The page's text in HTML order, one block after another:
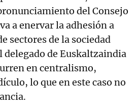
del Consejo
a enervar la adhesión a
sectores de la sociedad
delegado de Euskaltzaindia
en centralismo,
lo que en este caso no